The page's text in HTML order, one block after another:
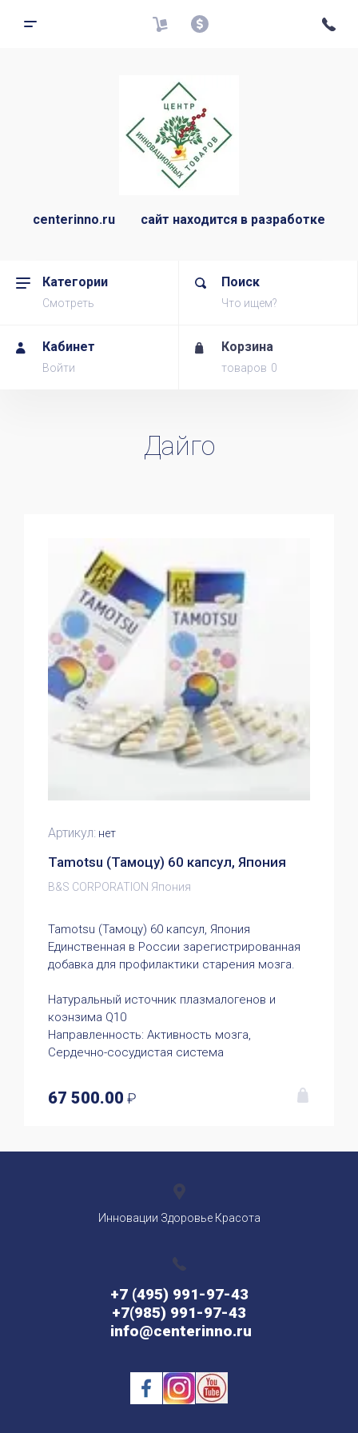
centerinno.ru сайт находится в разработке
Категории
Смотреть
Поиск
Что ищем?
Кабинет
Войти
Корзина
товаров
Дайго
Артикул: нет
Tamotsu (Тамоцу) 60 капсул, Япония
B&S CORPORATION Япония
Tamotsu (Тамоцу) 60 капсул, Япония
Единственная в России зарегистрированная
добавка для профилактики старения мозга.
Натуральный источник плазмалогенов и
коэнзима Q10
Направленность: Активность мозга,
Сердечно-сосудистая система
67 500.00 ₽
Инновации Здоровье Красота
+7 (495) 991-97-43
+7(985) 991-97-43
info@centerinno.ru